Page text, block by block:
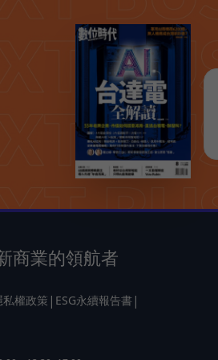
商業的領航者
私權政策 | ESG永續報告書 |